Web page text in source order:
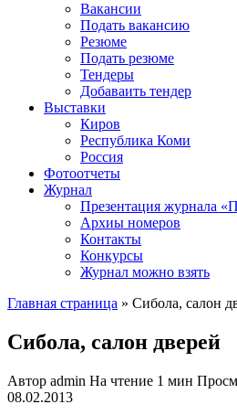
Вакансии
Подать вакансию
Резюме
Подать резюме
Тендеры
Добаваить тендер
Выставки
Киров
Республика Коми
Россия
Фотоотчеты
Журнал
Презентация журнала
Архиы номеров
Контакты
Конкурсы
Журнал можно взять
Главная страница » Сибола, салон
Сибола, салон дверей
Автор admin На чтение 1 мин
08.02.2013